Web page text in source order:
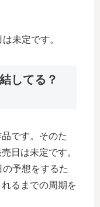
未定です。
してる？
です。そのた
日は未定です。
予想をするた
るまでの周期を